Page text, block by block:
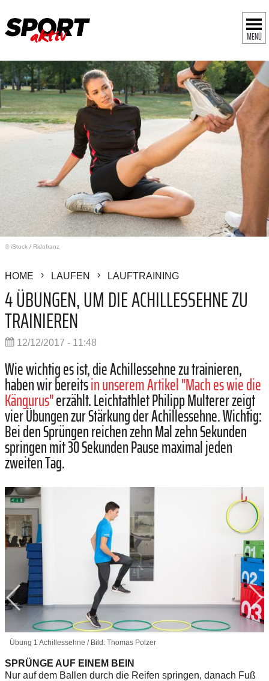
MENÜ
© iStock / Ridofranz
HOME LAUFEN LAUFTRAINING
4 ÜBUNGEN, UM DIE ACHILLESSEHNE ZU
TRAINIEREN
12/12/2017 - 11:48
Wie wichtig es ist, die Achillessehne zu trainieren,
haben wir bereitsin unserem Artikel "Mach es wie die
Kängurus"erzählt. Leichtathlet Philipp ­Multerer zeigt
vier Übungen zur Stärkung der Achillessehne. Wichtig:
Bei den Sprüngen reichen zehn Mal zehn Sekunden
springen mit 30 Sekunden Pause maximal jeden
zweiten Tag.
Übung 1 Achillessehne / Bild: Thomas Polzer
SPRÜNGE AUF EINEM BEIN
Nur auf dem Ballen durch die Reifen springen, danach Fuß